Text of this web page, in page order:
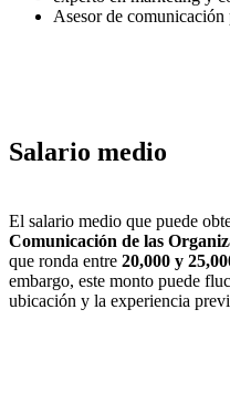
Asesor de
Salario medio
El salario medio que puede
Comunicación de las
que ronda entre 20,000 y
embargo, este monto puede
ubicación y la experiencia